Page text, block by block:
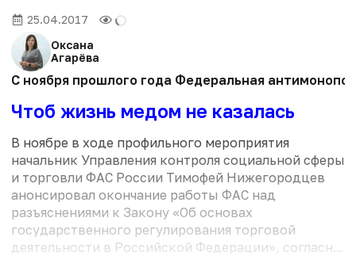
25.04.2017
Оксана
Агарёва
С ноября прошлого года Федеральная
Чтоб жизнь медом не казалась
В ноябре в ходе профильного мероприятия
начальник Управления контроля социальной сферы
и торговли ФАС России Тимофей Нижегородцев
анонсировал окончание работы ФАС над
разъяснениями к Закону «Об основах
государственного регулирования торговой
деятельности в Российской Федерации», согласн...